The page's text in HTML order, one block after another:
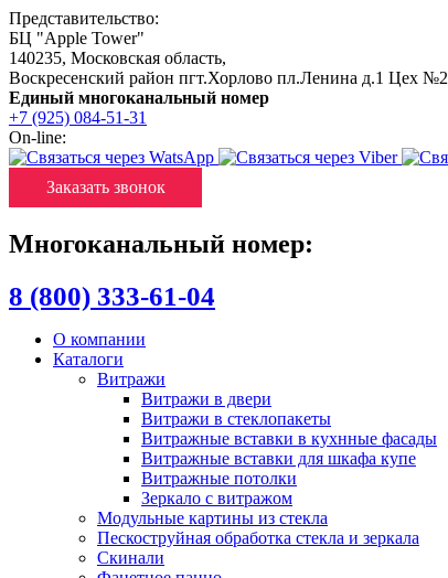
Представительство:
БЦ "Apple Tower"
140235, Московская область,
Воскресенский район пгт.Хорлово пл.Ленина д.1 Цех №2
Единый многоканальный номер
+7 (925) 084-51-31
On-line:
Заказать звонок
Многоканальный номер:
8 (800) 333-61-04
О компании
Каталоги
Витражи
Витражи в двери
Витражи в стеклопакеты
Витражные вставки в кухнные фасады
Витражные вставки для шкафа купе
Витражные потолки
Зеркало с витражом
Модульные картины из стекла
Пескоструйная обработка стекла и зеркала
Скинали